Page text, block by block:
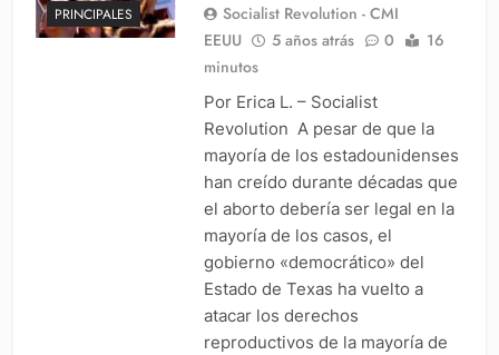
PRINCIPALES
Socialist Revolution - CMI
EEUU
5 años atrás 0
16
minutos
Por Erica L. – Socialist
Revolution A pesar de que la
mayoría de los estadounidenses
han creído durante décadas que
el aborto debería ser legal en la
mayoría de los casos, el
gobierno «democrático» del
Estado de Texas ha vuelto a
atacar los derechos
reproductivos de la mayoría de